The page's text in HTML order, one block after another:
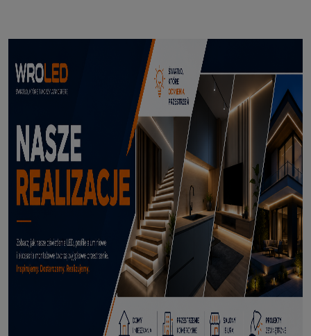
Profil led podtynkowy GK18-3 czarny 3m
114,50 zł
DODAJ DO KOSZYKA